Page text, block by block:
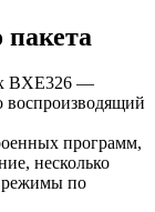
BXE326 —
воспроизводящий
программ,
несколько
режимы по